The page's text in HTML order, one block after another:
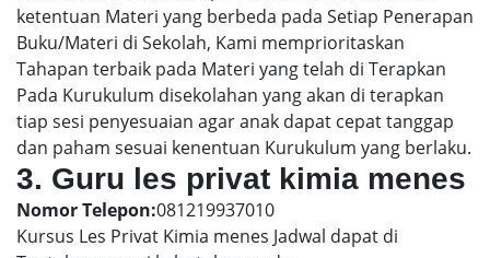
ketentuan Materi yang berbeda pada Setiap Penerapan
Buku/Materi di Sekolah, Kami memprioritaskan
Tahapan terbaik pada Materi yang telah di Terapkan
Pada Kurukulum disekolahan yang akan di terapkan
tiap sesi penyesuaian agar anak dapat cepat tanggap
dan paham sesuai kenentuan Kurukulum yang berlaku.
3. Guru les privat kimia menes
Nomor Telepon:081219937010
Kursus Les Privat Kimia menes Jadwal dapat di